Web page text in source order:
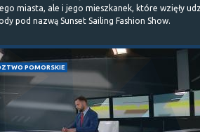
miasta, ale i jego mieszkanek, które wzięły
pod nazwą Sunset Sailing Fashion Show.
POMORSKIE